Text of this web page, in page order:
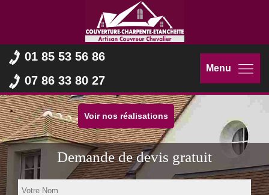
01 85 53 56 86
07 86 33 80 27
Menu
Voir nos réalisations
Demande de devis gratuit